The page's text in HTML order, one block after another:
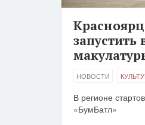
запустить
НОВОСТИ
В регионе
«БумБатл»